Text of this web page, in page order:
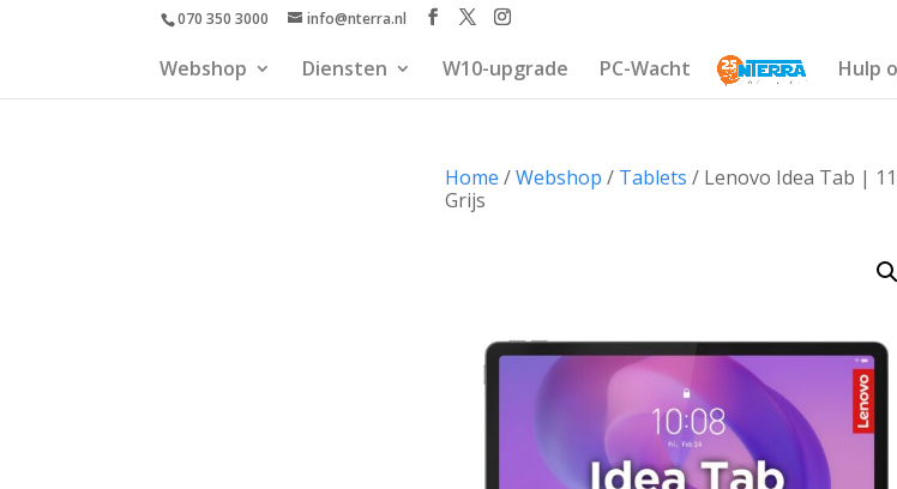
070 350 3000 info@nterra.nl
Webshop Diensten W10-upgrade PC-Wacht Hulp
Home /Webshop / Tablets / Lenovo Idea Tab |
Grijs